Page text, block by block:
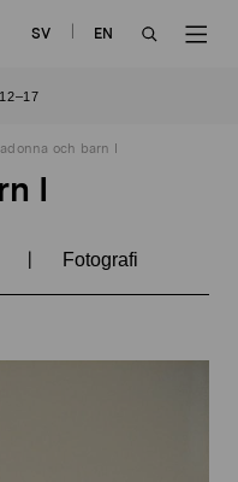
SV
EN
och barn I
I
| Fotografi